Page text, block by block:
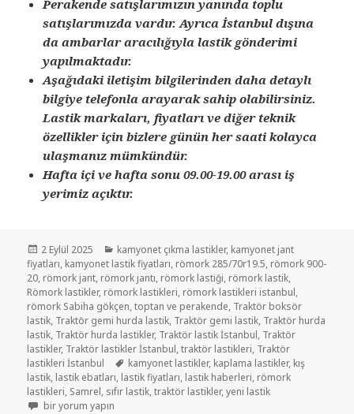
Perakende satışlarımızın yanında toplu
satışlarımızda vardır. Ayrıca İstanbul dışına
da ambarlar aracılığıyla lastik gönderimi
yapılmaktadır.
Aşağıdaki iletişim bilgilerinden daha detaylı
bilgiye telefonla arayarak sahip olabilirsiniz.
Lastik markaları, fiyatları ve diğer teknik
özellikler için bizlere günün her saati kolayca
ulaşmanız mümkündür.
Hafta içi ve hafta sonu 09.00-19.00 arası iş
yerimiz açıktır.
Yayın
tarihi
2 Eylül 2025 Kategoriler
kamyonet çıkma lastikler, kamyonet jant
fiyatları, kamyonet lastik fiyatları, römork 285/70r19.5, römork 900-
20, römork jant, römork jantı, römork lastiği, römork lastik,
Römork lastikler, römork lastikleri, römork lastikleri istanbul,
römork Sabiha gökçen,toptan ve perakende, Traktör boksör
lastik, Traktör gemi hurda lastik, Traktör gemi lastik, Traktör hurda
lastik, Traktör hurda lastikler, Traktör lastik İstanbul, Traktör
lastikler, Traktör lastikler İstanbul,traktör lastikleri, Traktör
lastikleri İstanbul
Etiketler
kamyonet lastikler, kaplama lastikler, kış
lastik, lastik ebatları, lastik fiyatları, lastik haberleri, römork
lastikleri, Samrel, sıfır lastik,traktör lastikler,yeni lastik
KAMYONET LASTİKLER 7-50-16 VE 12 KAT için
bir yorum yapın